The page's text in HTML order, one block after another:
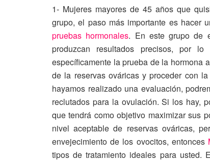
1- Mujeres mayores de 45 años que
grupo, el paso más importante es hacer
pruebas hormonales. En este grupo de
produzcan resultados precisos, por
específicamente la prueba de la hormona
de la reservas ováricas y proceder con
hayamos realizado una evaluación,
reclutados para la ovulación. Si los hay,
que tendrá como objetivo maximizar sus
nivel aceptable de reservas ováricas,
envejecimiento de los ovocitos, entonces
tipos de tratamiento ideales para usted.